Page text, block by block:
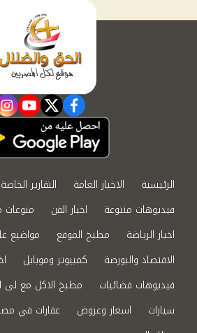
facebook
twitter
الرئيسية الاخبار العامة التقارير الخاصة
فيديوهات متنوعة
اخبار الفن
اخبار الرياضة
مطبخ الموقع
مواضيع
الاقتصاد والبورصة
كمبيوتر وموبايل
فيديوهات فضائيات
مطبخ الاكل مع لى
سيارات
اسعار وعروض عقارات في